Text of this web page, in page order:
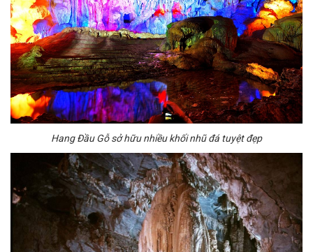
Hang Đầu Gỗ sở hữu nhiều khối nhũ đá tuyệt đẹp